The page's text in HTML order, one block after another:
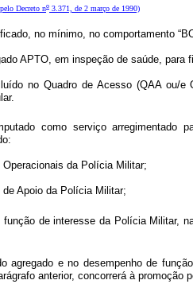
Decreto no 3.371, de 2 março de 1990)
no mínimo, no comportamento
APTO, em inspeção de saúde, para
no Quadro de Acesso (QAA ou/e
como serviço arregimentado
da Polícia Militar;
de Apoio da Polícia Militar;
função de interesse da Polícia Militar,
agregado e no desempenho de
anterior, concorrerá à promoção